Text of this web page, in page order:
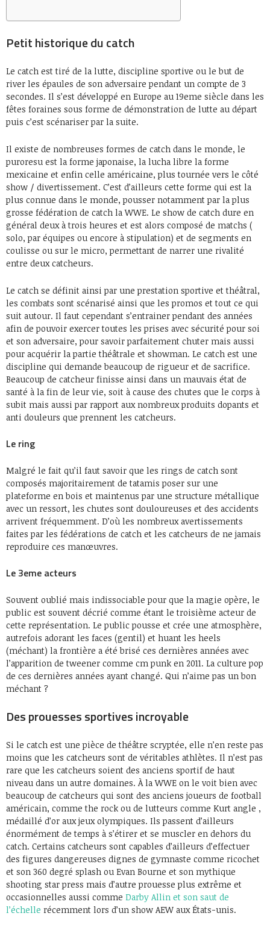
Petit historique du catch
Le catch est tiré de la lutte, discipline sportive ou le but de
river les épaules de son adversaire pendant un compte de 3
secondes. Il s’est développé en Europe au 19eme siècle dans les
fêtes foraines sous forme de démonstration de lutte au départ
puis c’est scénariser par la suite.
Il existe de nombreuses formes de catch dans le monde, le
puroresu est la forme japonaise, la lucha libre la forme
mexicaine et enfin celle américaine, plus tournée vers le côté
show / divertissement. C’est d’ailleurs cette forme qui est la
plus connue dans le monde, pousser notamment par la plus
grosse fédération de catch la WWE. Le show de catch dure en
général deux à trois heures et est alors composé de matchs (
solo, par équipes ou encore à stipulation) et de segments en
coulisse ou sur le micro, permettant de narrer une rivalité
entre deux catcheurs.
Le catch se définit ainsi par une prestation sportive et théâtral,
les combats sont scénarisé ainsi que les promos et tout ce qui
suit autour. Il faut cependant s’entrainer pendant des années
afin de pouvoir exercer toutes les prises avec sécurité pour soi
et son adversaire, pour savoir parfaitement chuter mais aussi
pour acquérir la partie théâtrale et showman. Le catch est une
discipline qui demande beaucoup de rigueur et de sacrifice.
Beaucoup de catcheur finisse ainsi dans un mauvais état de
santé à la fin de leur vie, soit à cause des chutes que le corps à
subit mais aussi par rapport aux nombreux produits dopants et
anti douleurs que prennent les catcheurs.
Le ring
Malgré le fait qu’il faut savoir que les rings de catch sont
composés majoritairement de tatamis poser sur une
plateforme en bois et maintenus par une structure métallique
avec un ressort, les chutes sont douloureuses et des accidents
arrivent fréquemment. D’où les nombreux avertissements
faites par les fédérations de catch et les catcheurs de ne jamais
reproduire ces manœuvres.
Le 3eme acteurs
Souvent oublié mais indissociable pour que la magie opère, le
public est souvent décrié comme étant le troisième acteur de
cette représentation. Le public pousse et crée une atmosphère,
autrefois adorant les faces (gentil) et huant les heels
(méchant) la frontière a été brisé ces dernières années avec
l’apparition de tweener comme cm punk en 2011. La culture pop
de ces dernières années ayant changé. Qui n’aime pas un bon
méchant ?
Des prouesses sportives incroyable
Si le catch est une pièce de théâtre scryptée, elle n’en reste pas
moins que les catcheurs sont de véritables athlètes. Il n’est pas
rare que les catcheurs soient des anciens sportif de haut
niveau dans un autre domaines. À la WWE on le voit bien avec
beaucoup de catcheurs qui sont des anciens joueurs de football
américain, comme the rock ou de lutteurs comme Kurt angle ,
médaillé d’or aux jeux olympiques. Ils passent d’ailleurs
énormément de temps à s’étirer et se muscler en dehors du
catch. Certains catcheurs sont capables d’ailleurs d’effectuer
des figures dangereuses dignes de gymnaste comme ricochet
et son 360 degré splash ou Evan Bourne et son mythique
shooting star press mais d’autre prouesse plus extrême et
occasionnelles aussi comme Darby Allin et son saut de
l’échelle récemment lors d’un show AEW aux États-unis.